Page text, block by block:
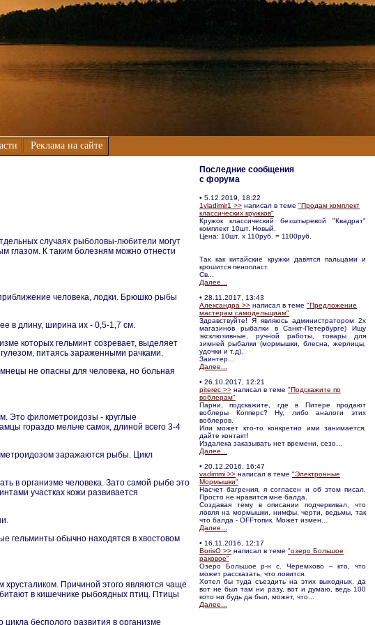
Реклама на сайте
случаях рыболовы-любители могут
глазом. К таким болезням можно отнести
человека, лодки. Брюшко рыбы
в длину, ширина их - 0,5-1,7 см.
которых гельминт созревает, выделяет
питаясь зараженными рачками.
не опасны для человека, но больная
Это филометроидозы - круглые
гораздо мельче самок, длиной всего 3-4
заражаются рыбы. Цикл
в организме человека. Зато самой рыбе это
участках кожи развивается
гельминты обычно находятся в хвостовом
Причиной этого являются чаще
в кишечнике рыбоядных птиц. Птицы
бесполого развития в организме
Последние сообщения
с форума
• 5.12.2019, 18:22
1vladimir1 >> написал в теме "Продам комплект
классических кружков"
Кружок классический безштыревой "Квадрат"
комплект 10шт. Новый.
Цена: 10шт. х 110руб. = 1100руб.
Так как китайские кружки давятся пальцами и
крошится пенопласт.
Св...
Далее...
• 28.11.2017, 13:43
Александра >> написал в теме "Предложение
мастерам самодельщиам"
Здравствуйте! Я являюсь администратором 2х
магазинов рыбалки в Санкт-Петербурге) Ищу
эксклюзивные, ручной работы, товары для
зимней рыбалки (мормышки, блесна, жерлицы,
удочки и т.д).
Заинтер...
Далее...
• 26.10.2017, 12:21
piterec >> написал в теме "Подскажите по
воблерам"
Парни, подскажите, где в Питере продают
воблеры Копперс? Ну, либо аналоги этих
воблеров.
Или может кто-то конкретно ими занимается,
дайте контакт!
Издалека заказывать нет времени, сезо...
Далее...
• 20.12.2016, 16:47
vadimmi >> написал в теме "Электронные
Мормышки"
Насчет багрения, я согласен и об этом писал.
Просто не нравится мне балда.
Создавая тему в описании подчеркивал, что
ловля на мормышки, нимфы, черти, ведьмы, так
что балда - OFFтопик. Может измен...
Далее...
• 16.11.2016, 12:17
BorisO >> написал в теме "озеро Большое
раковое"
Озеро Большое р-н с. Черемхово – кто, что
может рассказать, что ловится.
Хотел бы туда съездить на этих выходных, да
вот не был там ни разу, вот и думаю, ведь 100
кото ни будь да был, может, что...
Далее...